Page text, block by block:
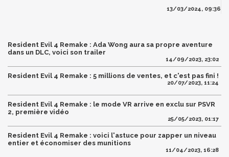
13/03/2024, 09:36
Resident Evil 4 Remake : Ada Wong aura sa propre aventure
dans un DLC, voici son trailer
14/09/2023, 23:02
Resident Evil 4 Remake : 5 millions de ventes, et c'est pas fini !
20/07/2023, 11:24
Resident Evil 4 Remake : le mode VR arrive en exclu sur PSVR
2, première vidéo
25/05/2023, 01:17
Resident Evil 4 Remake : voici l'astuce pour zapper un niveau
entier et économiser des munitions
11/04/2023, 16:28